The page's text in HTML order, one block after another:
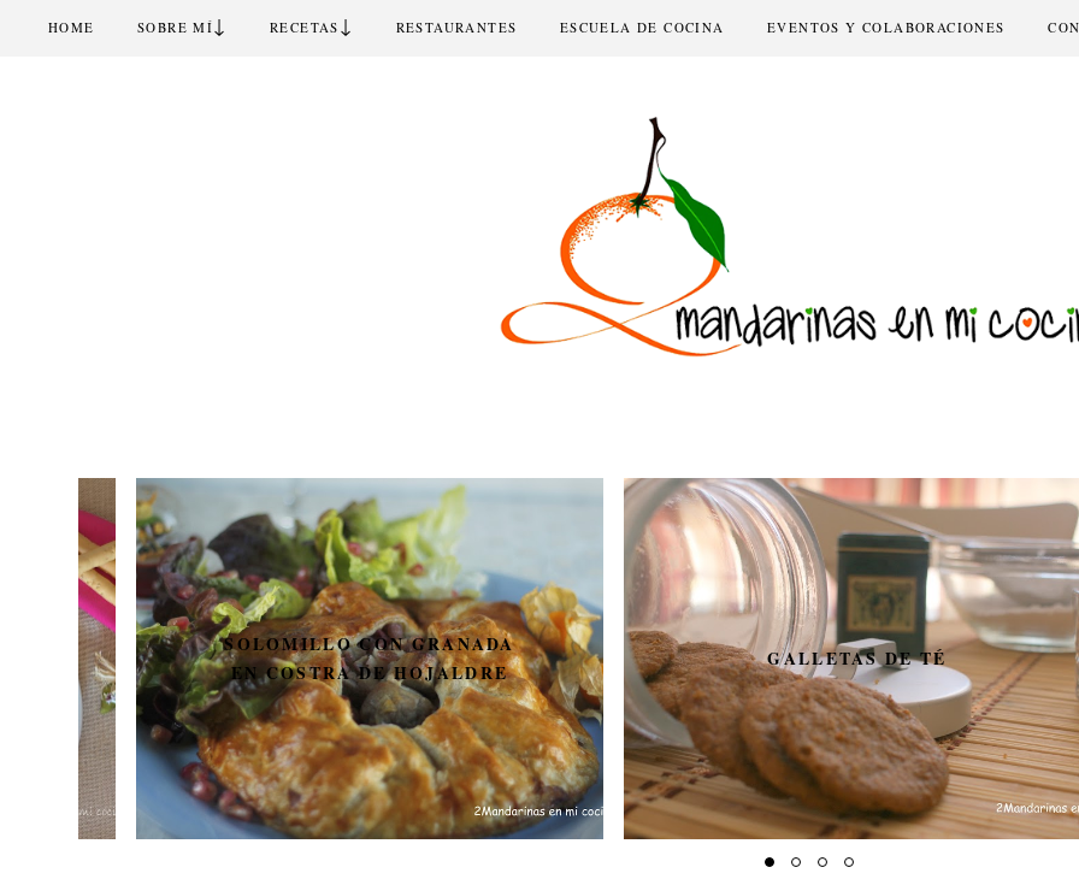
HOME SOBRE MÍ↓ RECETAS ↓ RESTAURANTES ESCUELA DE COCINA EVENTOS Y COLABORACIONES
SOLOMILLO CON GRANADA
EN COSTRA DE HOJALDRE
GALLETAS DE TÉ